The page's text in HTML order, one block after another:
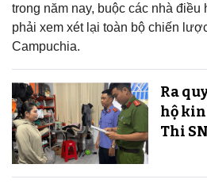
trong năm nay, buộc các nhà
phải xem xét lại toàn bộ chiến
Campuchia.
Ra
hộ
Thi